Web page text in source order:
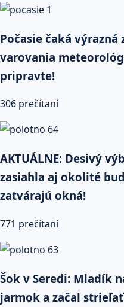
Počasie čaká výrazná
varovania
pripravte!
306 prečítaní
AKTUÁLNE: Desivý
zasiahla aj okolité
zatvárajú okná!
771 prečítaní
Šok v Seredi: Mladík
jarmok a začal